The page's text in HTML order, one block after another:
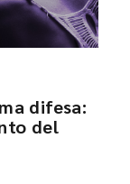
difesa:
del